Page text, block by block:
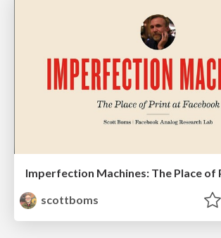
scottboms